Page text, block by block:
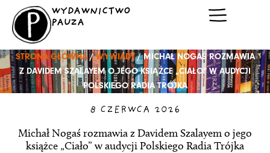
Przejdź
treści
WYDAWNICTWO
PAUZA
STRONA GŁÓWNA/WYWIADY/ MICHAŁ NOGAŚ ROZMAWIA
Z DAVIDEM SZALAYEM O JEGO KSIĄŻCE „CIAŁO” W AUDYCJI
POLSKIEGO RADIA TRÓJKA
8 CZERWCA 2026
Michał Nogaś rozmawia z Davidem Szalayem o jego
książce „Ciało” w audycji Polskiego Radia Trójka